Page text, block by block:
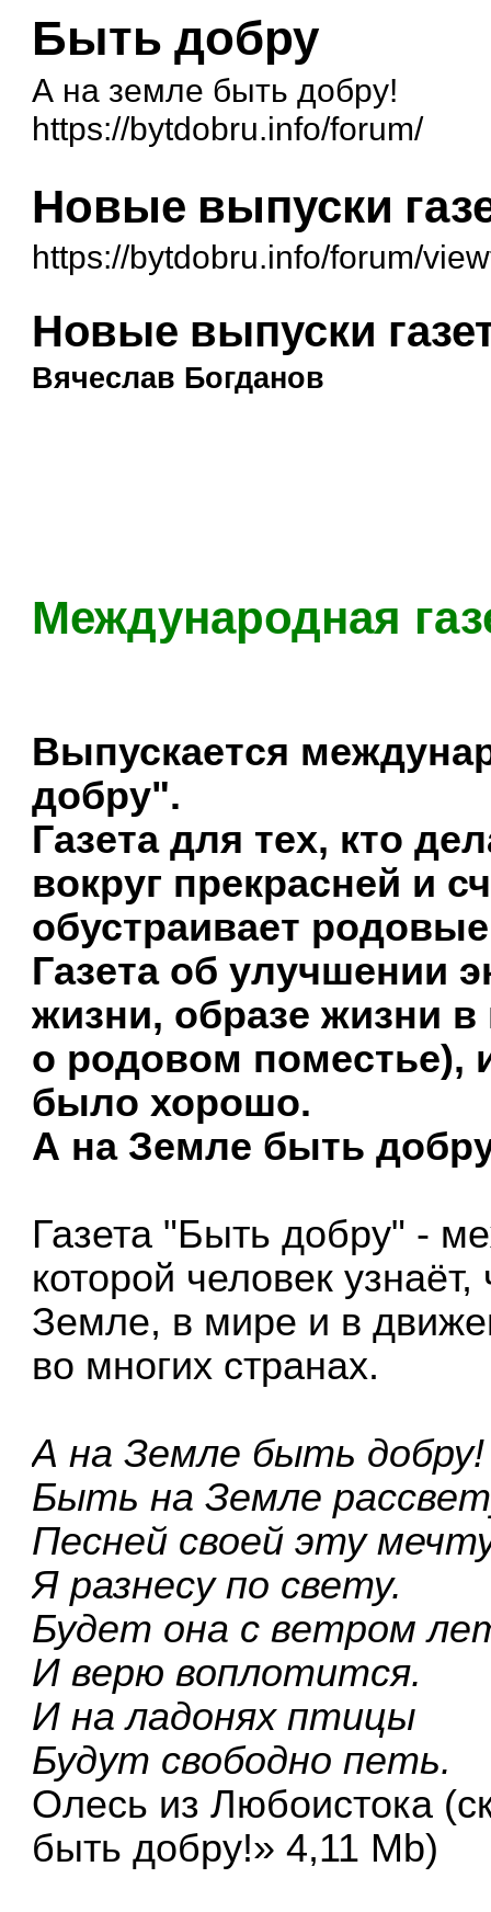
Быть добру
А на земле быть добру!
https://bytdobru.info/forum/
Новые выпуски
https://bytdobru.info/forum/
Новые выпуски
Вячеслав Богданов
Международная
Выпускается
добру".
Газета для тех, кто
вокруг прекрасней и
обустраивает
Газета об улучшении
жизни, образе жизни
о родовом поместье),
было хорошо.
А на Земле быть
Газета "Быть добру" -
которой человек
Земле, в мире и в
во многих странах.
А на Земле быть добру!
Быть на Земле
Песней своей эту
Я разнесу по свету.
Будет она с ветром
И верю воплотится.
И на ладонях птицы
Будут свободно петь.
Олесь из Любоистока
быть добру!» 4,11 Mb)